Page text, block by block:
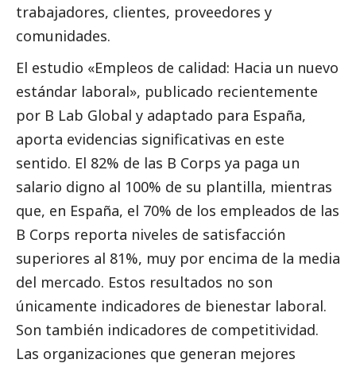
trabajadores, clientes, proveedores y
comunidades.
El estudio «Empleos de calidad: Hacia un nuevo
estándar laboral», publicado recientemente
por B Lab Global y adaptado para España,
aporta evidencias significativas en este
sentido. El 82% de las B Corps ya paga un
salario digno al 100% de su plantilla, mientras
que, en España, el 70% de los empleados de las
B Corps reporta niveles de satisfacción
superiores al 81%, muy por encima de la media
del mercado. Estos resultados no son
únicamente indicadores de bienestar laboral.
Son también indicadores de competitividad.
Las organizaciones que generan mejores